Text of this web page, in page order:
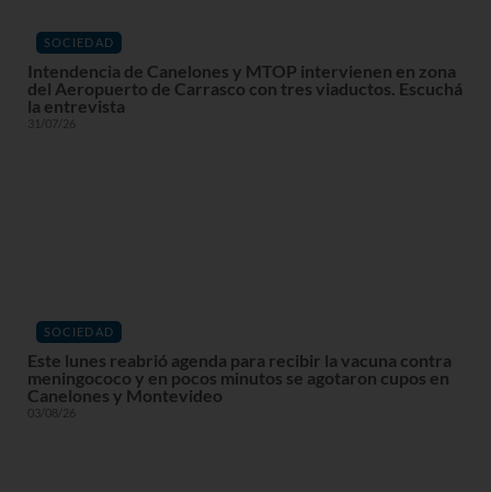
SOCIEDAD
Intendencia de Canelones y MTOP intervienen en zona
del Aeropuerto de Carrasco con tres viaductos. Escuchá
la entrevista
31/07/26
SOCIEDAD
Este lunes reabrió agenda para recibir la vacuna contra
meningococo y en pocos minutos se agotaron cupos en
Canelones y Montevideo
03/08/26